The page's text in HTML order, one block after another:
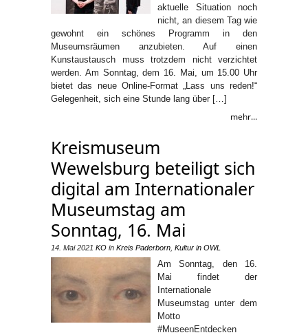
aktuelle Situation noch
nicht, an diesem Tag wie
gewohnt ein schönes Programm in den
Museumsräumen anzubieten. Auf einen
Kunstaustausch muss trotzdem nicht verzichtet
werden. Am Sonntag, dem 16. Mai, um 15.00 Uhr
bietet das neue Online-Format „Lass uns reden!“
Gelegenheit, sich eine Stunde lang über […]
mehr...
Kreismuseum
Wewelsburg beteiligt sich
digital am Internationaler
Museumstag am
Sonntag, 16. Mai
14. Mai 2021 KO in Kreis Paderborn Kultur in OWL
Am Sonntag, den 16.
Mai findet der
Internationale
Museumstag unter dem
Motto
#MuseenEntdecken